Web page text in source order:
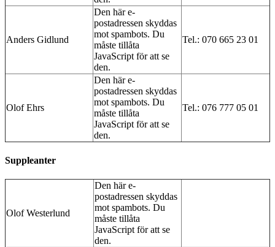
Anders Gidlund
Den här e-
postadressen skyddas
mot spambots. Du
måste tillåta
JavaScript för att se
den.
Tel.: 070 665 23 01
Olof Ehrs
Den här e-
postadressen skyddas
mot spambots. Du
måste tillåta
JavaScript för att se
den.
Tel.: 076 777 05 01
Suppleanter
Olof Westerlund
Den här e-
postadressen skyddas
mot spambots. Du
måste tillåta
JavaScript för att se
den.